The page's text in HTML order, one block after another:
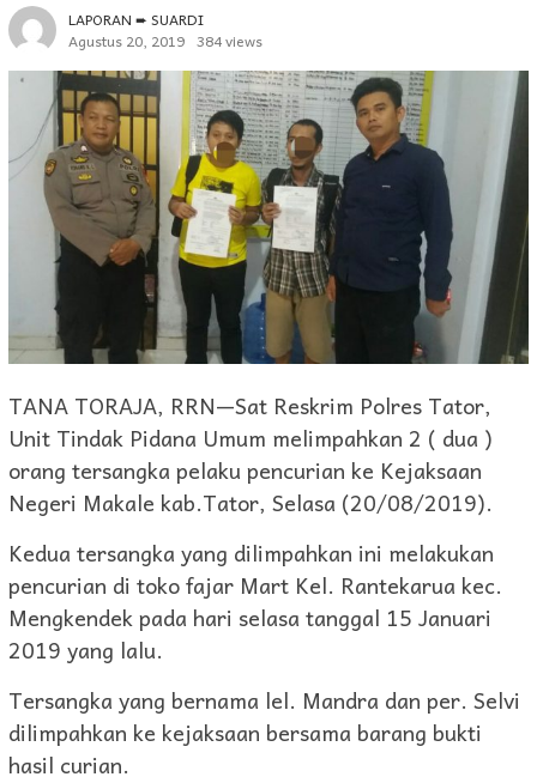
LAPORAN ➨ SUARDI
Agustus 20, 2019 384 views
TANA TORAJA, RRN—Sat Reskrim Polres Tator,
Unit Tindak Pidana Umum melimpahkan 2 ( dua )
orang tersangka pelaku pencurian ke Kejaksaan
Negeri Makale kab.Tator, Selasa (20/08/2019).
Kedua tersangka yang dilimpahkan ini melakukan
pencurian di toko fajar Mart Kel. Rantekarua kec.
Mengkendek pada hari selasa tanggal 15 Januari
2019 yang lalu.
Tersangka yang bernama lel. Mandra dan per. Selvi
dilimpahkan ke kejaksaan bersama barang bukti
hasil curian.